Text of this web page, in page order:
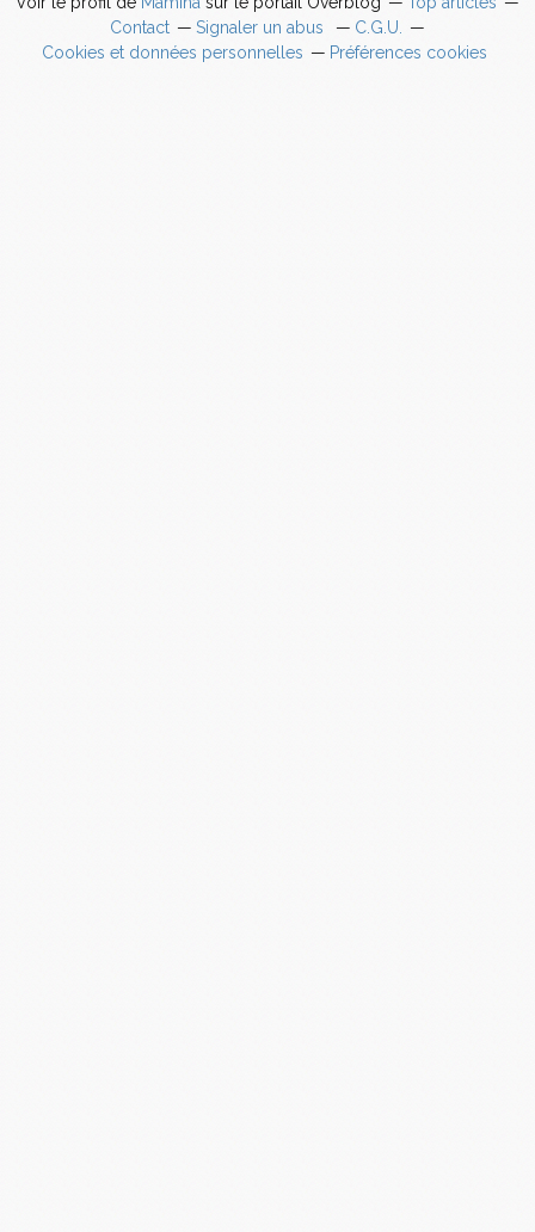
Contact
Signaler un abus
C.G.U.
Cookies et données personnelles
Préférences cookies